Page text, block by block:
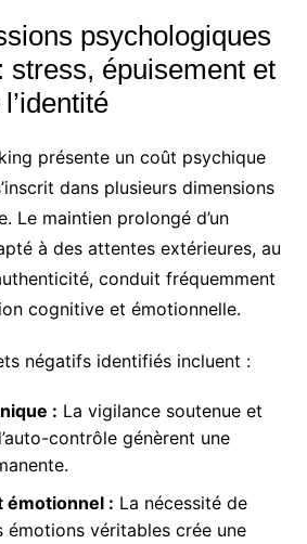
psychologiques
stress, épuisement et
présente un coût psychique
dans plusieurs dimensions
Le maintien prolongé d’un
à des attentes extérieures, au
conduit fréquemment
cognitive et émotionnelle.
négatifs identifiés incluent :
: La vigilance soutenue et
contrôle génèrent une
émotionnel : La nécessité de
émotions véritables crée une